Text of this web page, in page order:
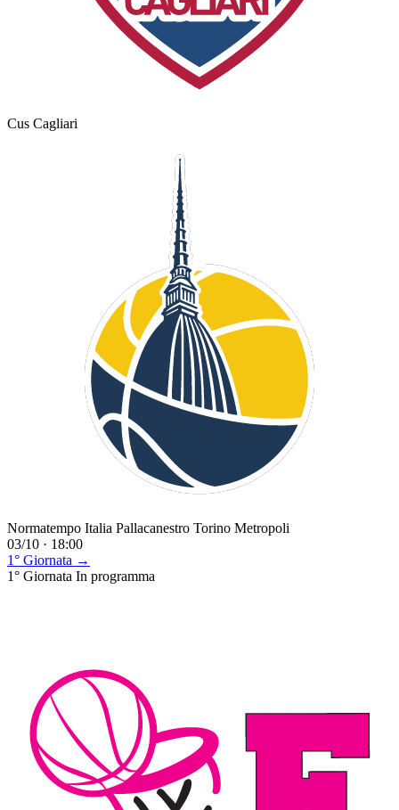
Cus Cagliari
Normatempo Italia Pallacanestro Torino Metropoli
03/10 · 18:00
1° Giornata →
1° Giornata In programma